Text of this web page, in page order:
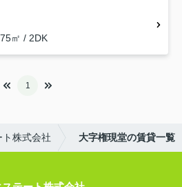
㎡ / 2DK
1
株式会社 大字権現堂の賃貸一覧